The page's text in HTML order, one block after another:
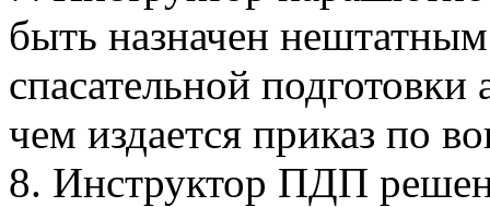
быть назначен
спасательной
чем издается приказ по
8. Инструктор ПДП